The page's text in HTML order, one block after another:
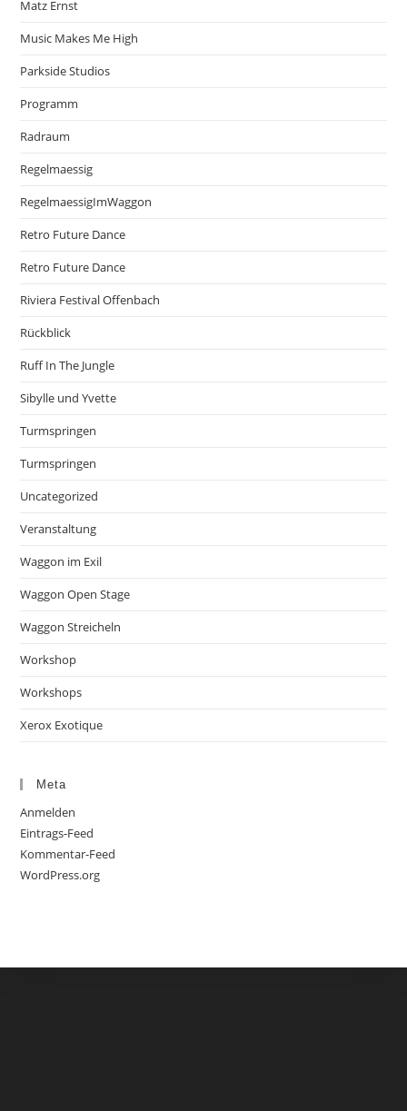
Matz Ernst
Music Makes Me High
Parkside Studios
Programm
Radraum
Regelmaessig
RegelmaessigImWaggon
Retro Future Dance
Retro Future Dance
Riviera Festival Offenbach
Rückblick
Ruff In The Jungle
Sibylle und Yvette
Turmspringen
Turmspringen
Uncategorized
Veranstaltung
Waggon im Exil
Waggon Open Stage
Waggon Streicheln
Workshop
Workshops
Xerox Exotique
Meta
Anmelden
Eintrags-Feed
Kommentar-Feed
WordPress.org